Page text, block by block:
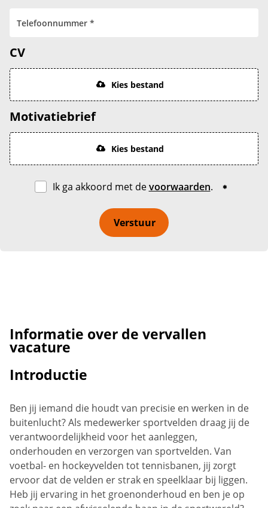
CV
Kies bestand
Motivatiebrief
Kies bestand
Ik ga akkoord met devoorwaarden.
Verstuur
Informatie over de vervallen
vacature
Introductie
Ben jij iemand die houdt van precisie en werken in de
buitenlucht? Als medewerker sportvelden draag jij de
verantwoordelijkheid voor het aanleggen,
onderhouden en verzorgen van sportvelden. Van
voetbal- en hockeyvelden tot tennisbanen, jij zorgt
ervoor dat de velden er strak en speelklaar bij liggen.
Heb jij ervaring in het groenonderhoud en ben je op